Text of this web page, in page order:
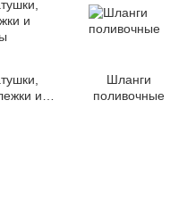
и
Шланги
поливочные